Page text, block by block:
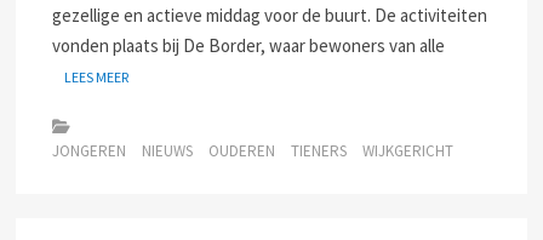
gezellige en actieve middag voor de buurt. De activiteiten
vonden plaats bij De Border, waar bewoners van alle
LEES MEER
JONGEREN NIEUWS OUDEREN TIENERS WIJKGERICHT